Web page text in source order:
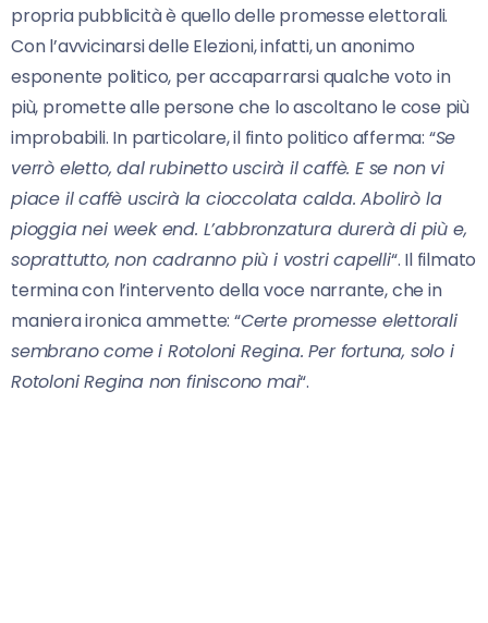
propria pubblicità è quello delle promesse elettorali.
Con l’avvicinarsi delle Elezioni, infatti, un anonimo
esponente politico, per accaparrarsi qualche voto in
più, promette alle persone che lo ascoltano le cose più
improbabili. In particolare, il finto politico afferma: “Se
verrò eletto, dal rubinetto uscirà il caffè. E se non vi
piace il caffè uscirà la cioccolata calda. Abolirò la
pioggia nei week end. L’abbronzatura durerà di più e,
soprattutto, non cadranno più i vostri capelli“. Il filmato
termina con l’intervento della voce narrante, che in
maniera ironica ammette: “Certe promesse elettorali
sembrano come i Rotoloni Regina. Per fortuna, solo i
Rotoloni Regina non finiscono mai“.